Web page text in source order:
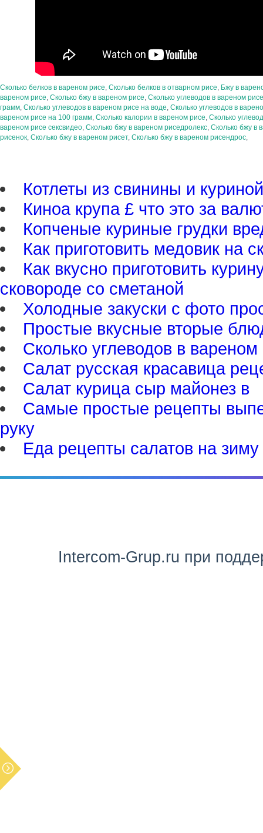
Сколько белков в вареном рисе, Сколько белков в отварном рисе, Бжу в
вареном рисе, Сколько бжу в вареном рисе, Сколько углеводов в вареном рисе
грамм, Сколько углеводов в вареном рисе на воде, Сколько углеводов в
вареном рисе на 100 грамм, Сколько калории в вареном рисе, Сколько
вареном рисе сексвидео, Сколько бжу в вареном риседролекс, Сколько бжу в
рисенок, Сколько бжу в вареном рисет, Сколько бжу в вареном рисендрос,
Котлеты из свинины и
Киноа крупа £ что это за
Копченые куриные грудки
Как приготовить медовик на
Как вкусно приготовить
сковороде со сметаной
Холодные закуски с фото
Простые вкусные вторые
Сколько углеводов в
Салат русская красавица
Салат курица сыр майонез в
Самые простые рецепты
руку
Еда рецепты салатов на зиму
Intercom-Grup.ru при